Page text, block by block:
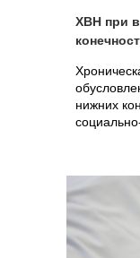
ХВН при
нижних